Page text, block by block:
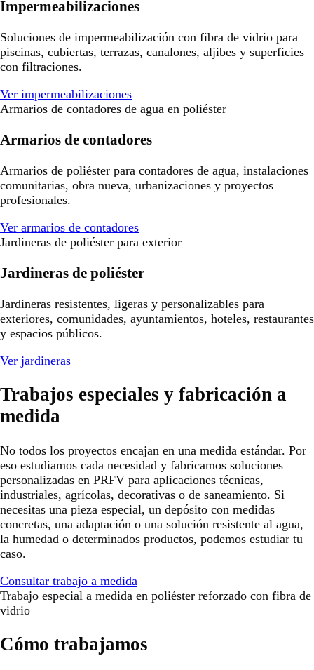
Impermeabilizaciones
Soluciones de impermeabilización con fibra de vidrio para
piscinas, cubiertas, terrazas, canalones, aljibes y superficies
con filtraciones.
Ver impermeabilizaciones
Armarios de contadores de agua en poliéster
Armarios de contadores
Armarios de poliéster para contadores de agua, instalaciones
comunitarias, obra nueva, urbanizaciones y proyectos
profesionales.
Ver armarios de contadores
Jardineras de poliéster para exterior
Jardineras de poliéster
Jardineras resistentes, ligeras y personalizables para
exteriores, comunidades, ayuntamientos, hoteles, restaurantes
y espacios públicos.
Ver jardineras
Trabajos especiales y fabricación a
medida
No todos los proyectos encajan en una medida estándar. Por
eso estudiamos cada necesidad y fabricamos soluciones
personalizadas en PRFV para aplicaciones técnicas,
industriales, agrícolas, decorativas o de saneamiento. Si
necesitas una pieza especial, un depósito con medidas
concretas, una adaptación o una solución resistente al agua,
la humedad o determinados productos, podemos estudiar tu
caso.
Consultar trabajo a medida
Trabajo especial a medida en poliéster reforzado con fibra de
vidrio
Cómo trabajamos